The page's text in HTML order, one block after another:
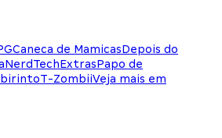
Caneca de MamicasDepois do
NerdTechExtrasPapo de
T-ZombiiVeja mais em